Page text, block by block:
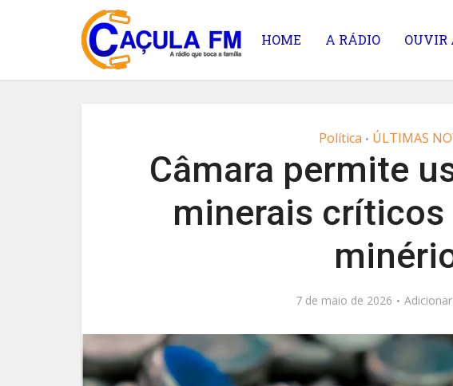
HOME A RÁDIO OUVIR
Política • ÚLTIMAS
Câmara permite
minerais críticos
7 de maio de 2026